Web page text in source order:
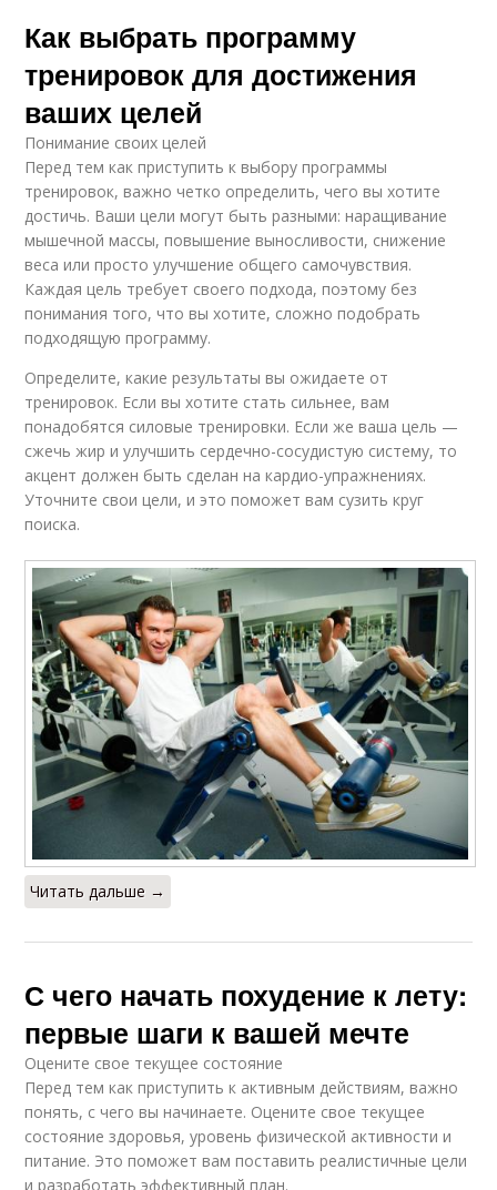
Как выбрать программу
тренировок для достижения
ваших целей
Понимание своих целей
Перед тем как приступить к выбору программы
тренировок, важно четко определить, чего вы хотите
достичь. Ваши цели могут быть разными: наращивание
мышечной массы, повышение выносливости, снижение
веса или просто улучшение общего самочувствия.
Каждая цель требует своего подхода, поэтому без
понимания того, что вы хотите, сложно подобрать
подходящую программу.
Определите, какие результаты вы ожидаете от
тренировок. Если вы хотите стать сильнее, вам
понадобятся силовые тренировки. Если же ваша цель —
сжечь жир и улучшить сердечно-сосудистую систему, то
акцент должен быть сделан на кардио-упражнениях.
Уточните свои цели, и это поможет вам сузить круг
поиска.
Читать дальше →
С чего начать похудение к лету:
первые шаги к вашей мечте
Оцените свое текущее состояние
Перед тем как приступить к активным действиям, важно
понять, с чего вы начинаете. Оцените свое текущее
состояние здоровья, уровень физической активности и
питание. Это поможет вам поставить реалистичные цели
и разработать эффективный план.